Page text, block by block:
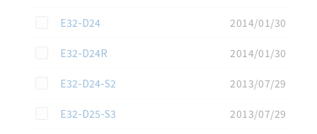
この資料を選択
E32-D24
2014/01/30
この資料を選択
E32-D24R
2014/01/30
この資料を選択
E32-D24-S2
2013/07/29
この資料を選択
E32-D25-S3
2013/07/29